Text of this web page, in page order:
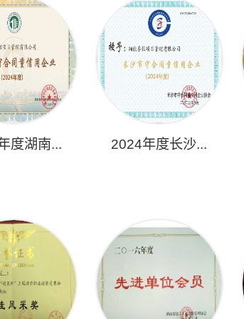
度湖南... 2024年度长沙...